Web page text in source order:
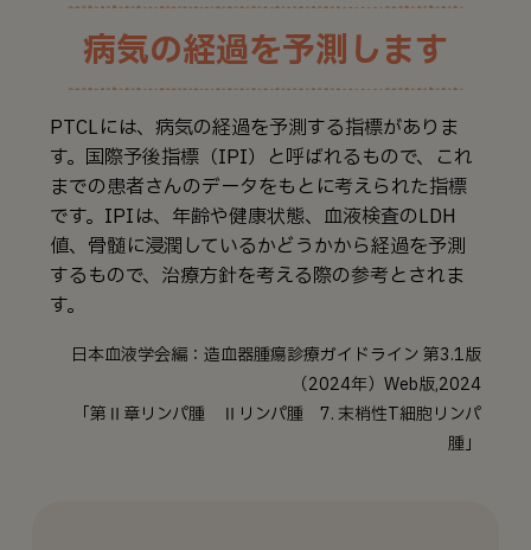
病気の経過を予測します
PTCLには、病気の経過を予測する指標がありま
す。国際予後指標（IPI）と呼ばれるもので、これ
までの患者さんのデータをもとに考えられた指標
です。IPIは、年齢や健康状態、血液検査のLDH
値、骨髄に浸潤しているかどうかから経過を予測
するもので、治療方針を考える際の参考とされま
す。
日本血液学会編：造血器腫瘍診療ガイドライン 第3.1版
（2024年）Web版,2024
「第Ⅱ章リンパ腫 Ⅱリンパ腫 7. 末梢性T細胞リンパ
腫」